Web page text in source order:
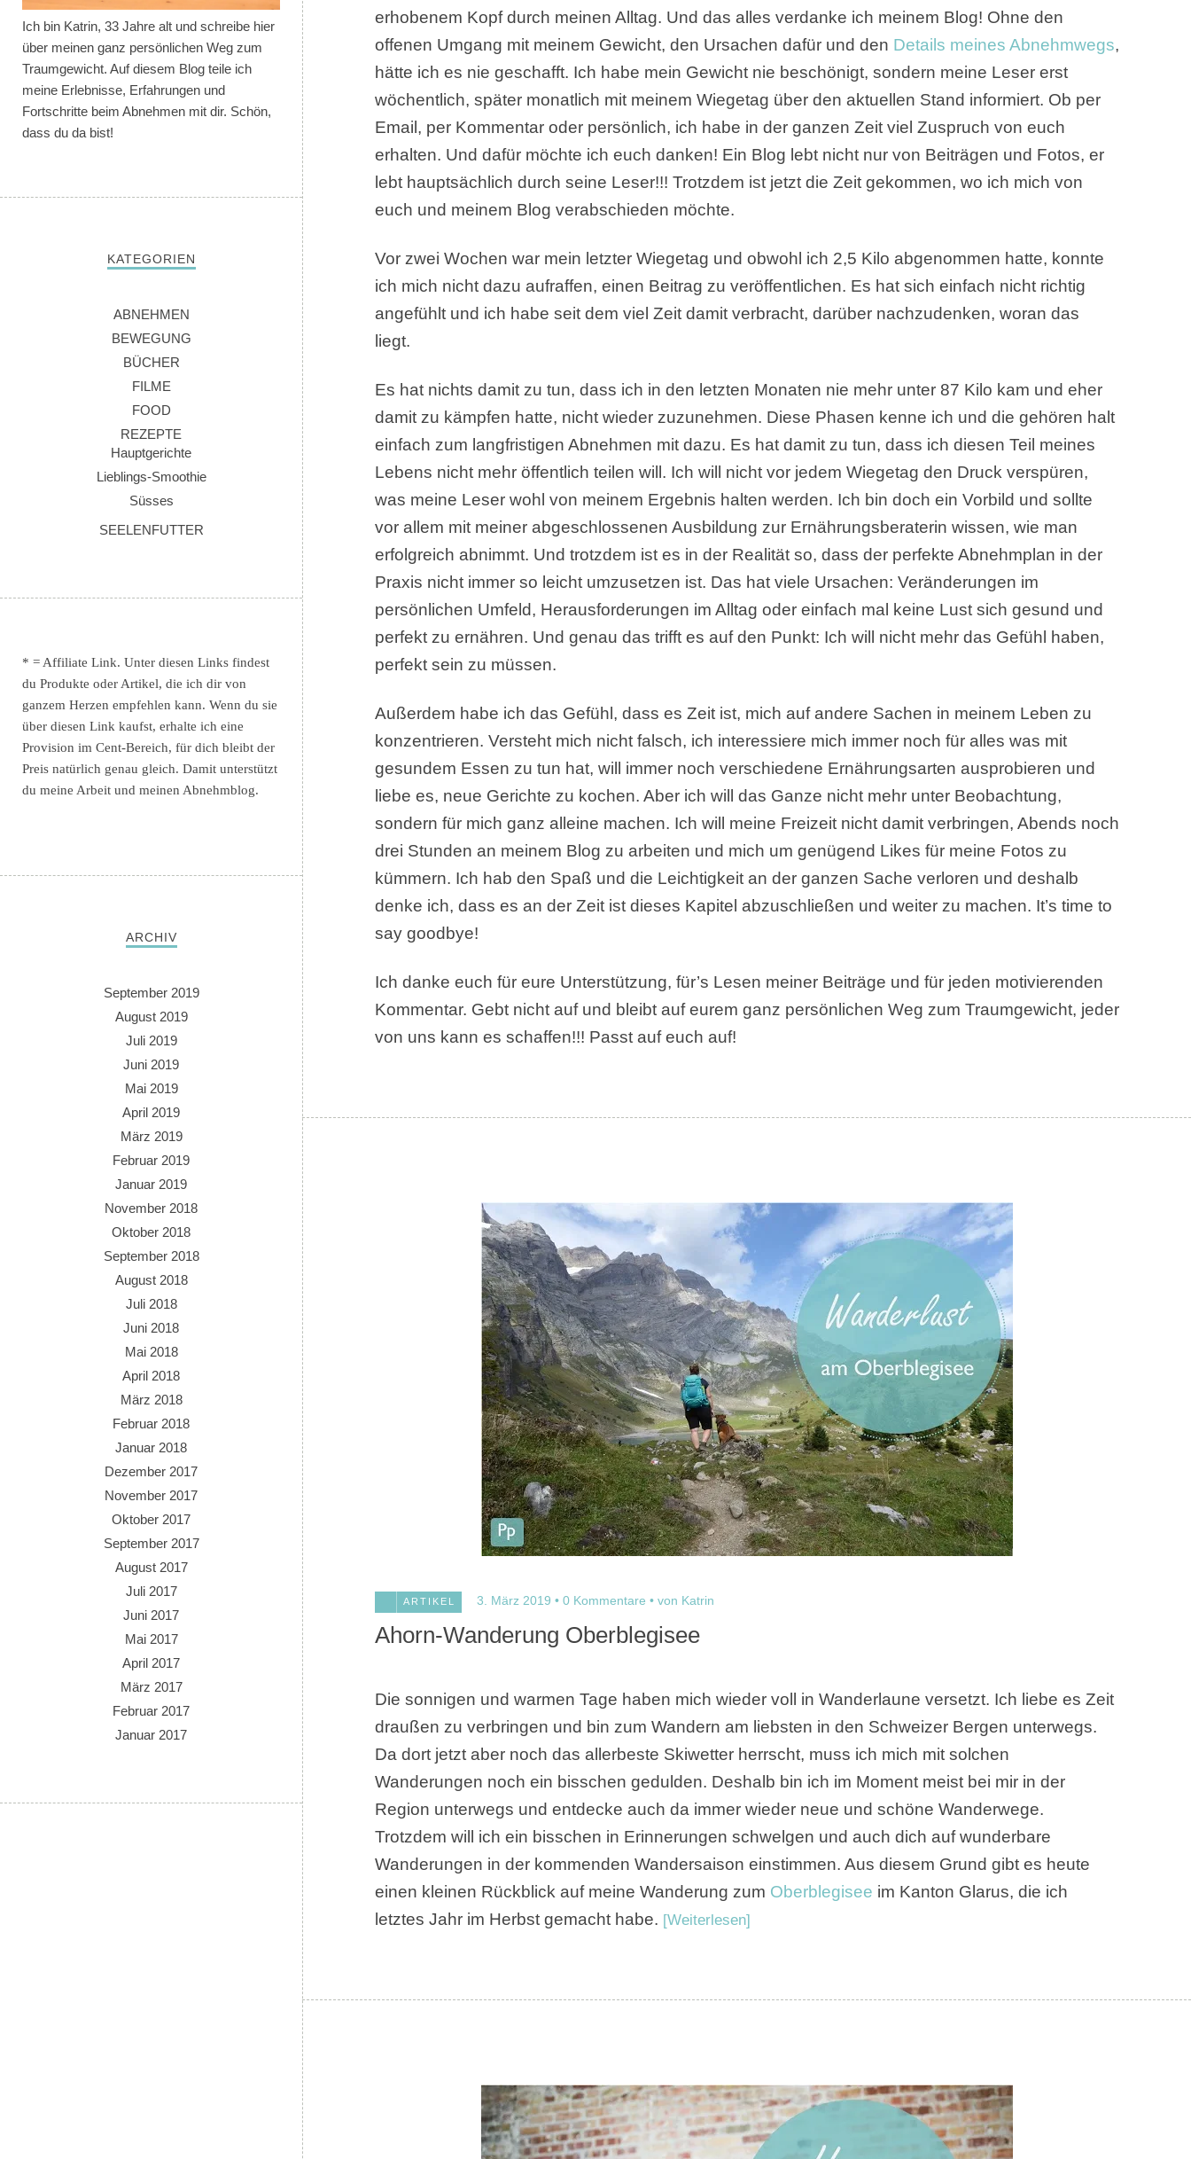
Ich bin Katrin, 33 Jahre alt und schreibe hier
über meinen ganz persönlichen Weg zum
Traumgewicht. Auf diesem Blog teile ich
meine Erlebnisse, Erfahrungen und
Fortschritte beim Abnehmen mit dir. Schön,
dass du da bist!
KATEGORIEN
ABNEHMEN
BEWEGUNG
BÜCHER
FILME
FOOD
REZEPTE
Hauptgerichte
Lieblings-Smoothie
Süsses
SEELENFUTTER
* = Affiliate Link. Unter diesen Links findest
du Produkte oder Artikel, die ich dir von
ganzem Herzen empfehlen kann. Wenn du sie
über diesen Link kaufst, erhalte ich eine
Provision im Cent-Bereich, für dich bleibt der
Preis natürlich genau gleich. Damit unterstützt
du meine Arbeit und meinen Abnehmblog.
ARCHIV
September 2019
August 2019
Juli 2019
Juni 2019
Mai 2019
April 2019
März 2019
Februar 2019
Januar 2019
November 2018
Oktober 2018
September 2018
August 2018
Juli 2018
Juni 2018
Mai 2018
April 2018
März 2018
Februar 2018
Januar 2018
Dezember 2017
November 2017
Oktober 2017
September 2017
August 2017
Juli 2017
Juni 2017
Mai 2017
April 2017
März 2017
Februar 2017
Januar 2017
erhobenem Kopf durch meinen Alltag. Und das alles verdanke ich meinem Blog! Ohne den
offenen Umgang mit meinem Gewicht, den Ursachen dafür und den Details meines Abnehmwegs,
hätte ich es nie geschafft. Ich habe mein Gewicht nie beschönigt, sondern meine Leser erst
wöchentlich, später monatlich mit meinem Wiegetag über den aktuellen Stand informiert. Ob per
Email, per Kommentar oder persönlich, ich habe in der ganzen Zeit viel Zuspruch von euch
erhalten. Und dafür möchte ich euch danken! Ein Blog lebt nicht nur von Beiträgen und Fotos, er
lebt hauptsächlich durch seine Leser!!! Trotzdem ist jetzt die Zeit gekommen, wo ich mich von
euch und meinem Blog verabschieden möchte.
Vor zwei Wochen war mein letzter Wiegetag und obwohl ich 2,5 Kilo abgenommen hatte, konnte
ich mich nicht dazu aufraffen, einen Beitrag zu veröffentlichen. Es hat sich einfach nicht richtig
angefühlt und ich habe seit dem viel Zeit damit verbracht, darüber nachzudenken, woran das
liegt.
Es hat nichts damit zu tun, dass ich in den letzten Monaten nie mehr unter 87 Kilo kam und eher
damit zu kämpfen hatte, nicht wieder zuzunehmen. Diese Phasen kenne ich und die gehören halt
einfach zum langfristigen Abnehmen mit dazu. Es hat damit zu tun, dass ich diesen Teil meines
Lebens nicht mehr öffentlich teilen will. Ich will nicht vor jedem Wiegetag den Druck verspüren,
was meine Leser wohl von meinem Ergebnis halten werden. Ich bin doch ein Vorbild und sollte
vor allem mit meiner abgeschlossenen Ausbildung zur Ernährungsberaterin wissen, wie man
erfolgreich abnimmt. Und trotzdem ist es in der Realität so, dass der perfekte Abnehmplan in der
Praxis nicht immer so leicht umzusetzen ist. Das hat viele Ursachen: Veränderungen im
persönlichen Umfeld, Herausforderungen im Alltag oder einfach mal keine Lust sich gesund und
perfekt zu ernähren. Und genau das trifft es auf den Punkt: Ich will nicht mehr das Gefühl haben,
perfekt sein zu müssen.
Außerdem habe ich das Gefühl, dass es Zeit ist, mich auf andere Sachen in meinem Leben zu
konzentrieren. Versteht mich nicht falsch, ich interessiere mich immer noch für alles was mit
gesundem Essen zu tun hat, will immer noch verschiedene Ernährungsarten ausprobieren und
liebe es, neue Gerichte zu kochen. Aber ich will das Ganze nicht mehr unter Beobachtung,
sondern für mich ganz alleine machen. Ich will meine Freizeit nicht damit verbringen, Abends noch
drei Stunden an meinem Blog zu arbeiten und mich um genügend Likes für meine Fotos zu
kümmern. Ich hab den Spaß und die Leichtigkeit an der ganzen Sache verloren und deshalb
denke ich, dass es an der Zeit ist dieses Kapitel abzuschließen und weiter zu machen. It’s time to
say goodbye!
Ich danke euch für eure Unterstützung, für’s Lesen meiner Beiträge und für jeden motivierenden
Kommentar. Gebt nicht auf und bleibt auf eurem ganz persönlichen Weg zum Traumgewicht, jeder
von uns kann es schaffen!!! Passt auf euch auf!
ARTIKEL 3. März 2019 0 Kommentare von Katrin
Ahorn-Wanderung Oberblegisee
Die sonnigen und warmen Tage haben mich wieder voll in Wanderlaune versetzt. Ich liebe es Zeit
draußen zu verbringen und bin zum Wandern am liebsten in den Schweizer Bergen unterwegs.
Da dort jetzt aber noch das allerbeste Skiwetter herrscht, muss ich mich mit solchen
Wanderungen noch ein bisschen gedulden. Deshalb bin ich im Moment meist bei mir in der
Region unterwegs und entdecke auch da immer wieder neue und schöne Wanderwege.
Trotzdem will ich ein bisschen in Erinnerungen schwelgen und auch dich auf wunderbare
Wanderungen in der kommenden Wandersaison einstimmen. Aus diesem Grund gibt es heute
einen kleinen Rückblick auf meine Wanderung zum Oberblegisee im Kanton Glarus, die ich
letztes Jahr im Herbst gemacht habe. [Weiterlesen]